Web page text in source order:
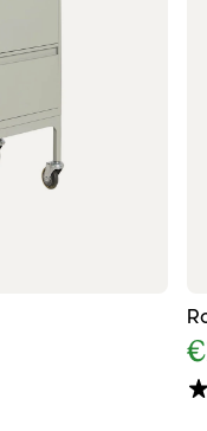
κομμωτηρίου με 3